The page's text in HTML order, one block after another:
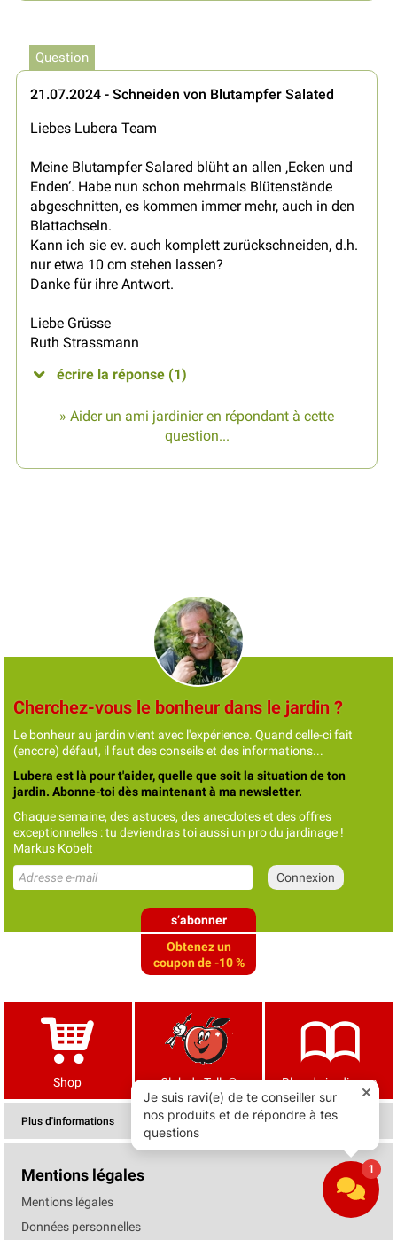
Question
21.07.2024 - Schneiden von Blutampfer Salated
Liebes Lubera Team
Meine Blutampfer Salared blüht an allen ‚Ecken und
Enden‘. Habe nun schon mehrmals Blütenstände
abgeschnitten, es kommen immer mehr, auch in den
Blattachseln.
Kann ich sie ev. auch komplett zurückschneiden, d.h.
nur etwa 10 cm stehen lassen?
Danke für ihre Antwort.
Liebe Grüsse
Ruth Strassmann
écrire la réponse (1)
» Aider un ami jardinier en répondant à cette
question...
Cherchez-vous le bonheur dans le jardin ?
Le bonheur au jardin vient avec l'expérience. Quand celle-ci fait
(encore) défaut, il faut des conseils et des informations...
Lubera est là pour t'aider, quelle que soit la situation de ton
jardin. Abonne-toi dès maintenant à ma newsletter.
Chaque semaine, des astuces, des anecdotes et des offres
exceptionnelles : tu deviendras toi aussi un pro du jardinage !
Markus Kobelt
s’abonner
Obtenez un
coupon de -10 %
Shop Club de Tells® Blog de jardinage
Plus d'informations
Mentions légales
Mentions légales
Données personnelles